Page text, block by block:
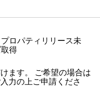
プロパティリリース未
取得
ます。 ご希望の場合は
力の上ご申請くださ